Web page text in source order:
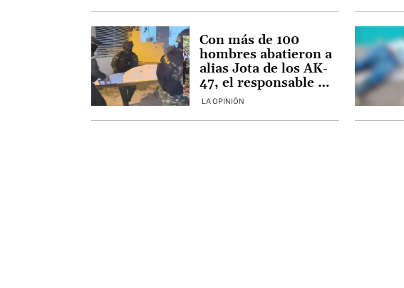
LA OPINIÓN
Con más de 100
hombres abatieron a
alias Jota de los AK-
47, el responsable de
los ataques con